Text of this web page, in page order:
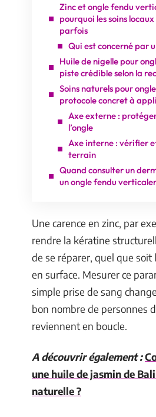
Zinc et ongle fendu
pourquoi les soins
parfois
Qui est concerné par
Huile de nigelle pour
piste crédible selon la
Soins naturels pour
protocole concret à
Axe externe :
l’ongle
Axe interne : vérifier
terrain
Quand consulter un
un ongle fendu
Une carence en zinc, par
rendre la kératine
de se réparer, quel que soit
en surface. Mesurer ce
simple prise de sang
bon nombre de personnes
reviennent en boucle.
A découvrir également :
une huile de jasmin de
naturelle ?